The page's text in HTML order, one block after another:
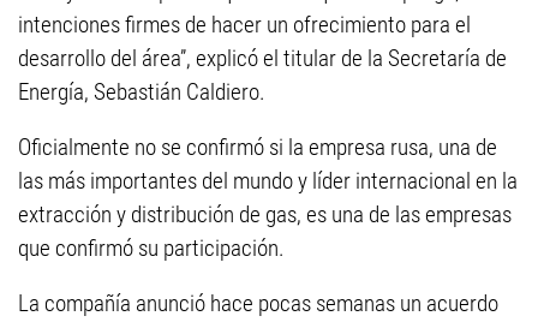
intenciones firmes de hacer un ofrecimiento para el
desarrollo del área”, explicó el titular de la Secretaría de
Energía, Sebastián Caldiero.
Oficialmente no se confirmó si la empresa rusa, una de
las más importantes del mundo y líder internacional en la
extracción y distribución de gas, es una de las empresas
que confirmó su participación.
La compañía anunció hace pocas semanas un acuerdo